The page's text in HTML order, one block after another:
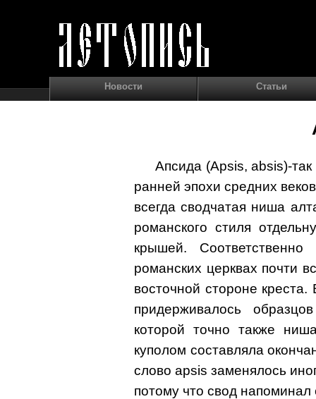
Новости Статьи
Апсида (Apsis, absis)-
ранней эпохи средних
всегда сводчатая ниша
романского стиля
крышей.
романских церквах почти
восточной стороне
придерживалось
которой точно также
куполом составляла
слово apsis заменялось
потому что свод напоминал